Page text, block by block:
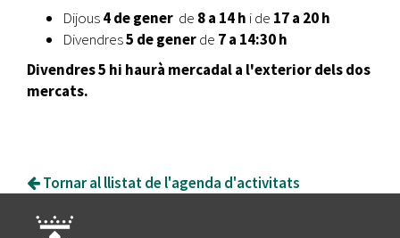
Dijous4 de gener de 8 a 14 h i de 17 a 20 h
Divendres5 de generde 7 a 14:30 h
Divendres 5 hi haurà mercadal a l'exterior dels dos
mercats.
Tornar al llistat de l'agenda d'activitats